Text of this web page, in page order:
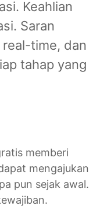
Keahlian
Saran
time, dan
tahap yang
memberi
mengajukan
pun sejak awal.